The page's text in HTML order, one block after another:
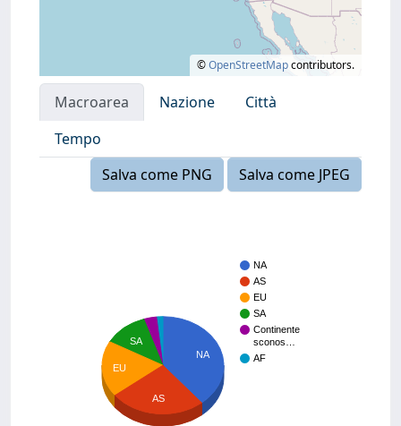
©OpenStreetMapcontributors.
Macroarea Nazione
Città
Tempo
Salva come PNG
Salva come JPEG
NA
AS
EU
SA
Continente
sconos…
AF
NA
SA
EU
AS